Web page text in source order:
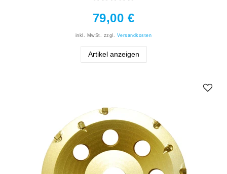
79,00 €
inkl. MwSt. zzgl. Versandkosten
Artikel anzeigen